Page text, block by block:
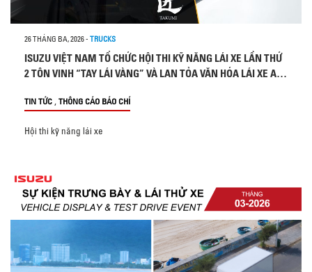
26 THÁNG BA, 2026- TRUCKS
ISUZU VIỆT NAM TỔ CHỨC HỘI THI KỸ NĂNG LÁI XE LẦN THỨ
2 TÔN VINH “TAY LÁI VÀNG” VÀ LAN TỎA VĂN HÓA LÁI XE AN
TIN TỨC , THÔNG CÁO BÁO CHÍ
Hội thi kỹ năng lái xe